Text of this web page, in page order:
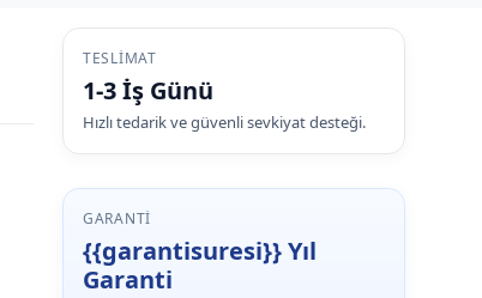
TESLIMAT
1-3 İş Günü
Hızlı tedarik ve güvenli sevkiyat desteği.
GARANTI
{{garantisuresi}} Yıl
Garanti